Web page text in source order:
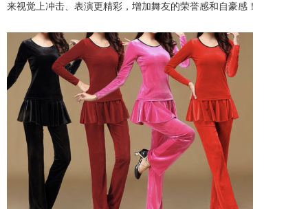
来视觉上冲击、表演更精彩，增加舞友的荣誉感和自豪感！